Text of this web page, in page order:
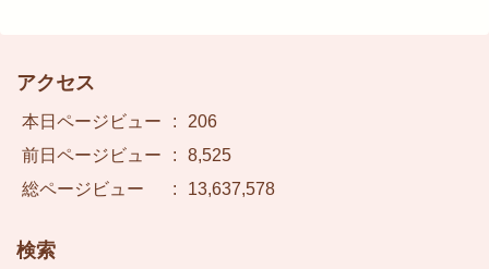
アクセス
本日ページビュー :
206
前日ページビュー
:
8,525
総ページビュー
: 13,637,578
検索